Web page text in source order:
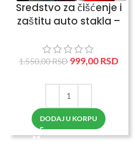
Sredstvo za čišćenje i
zaštitu auto stakla –
1.550,00RSD 999,00 RSD
DODAJ U KORPU